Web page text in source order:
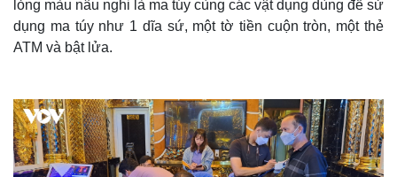
lỏng màu nâu nghi là ma túy cùng các vật dụng dùng để sử
dụng ma túy như 1 dĩa sứ, một tờ tiền cuộn tròn, một thẻ
ATM và bật lửa.